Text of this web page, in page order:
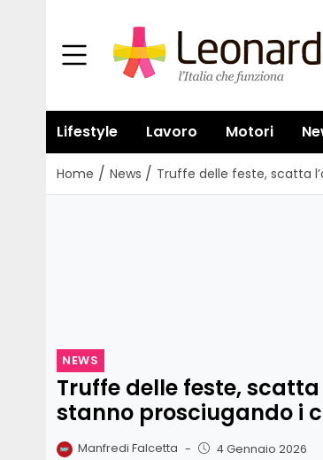
Lifestyle Lavoro Motori
Home / News / Truffe delle feste, scatta
NEWS
Truffe delle feste,
stanno prosciugando i
Manfredi Falcetta - 4 Gennaio 2026